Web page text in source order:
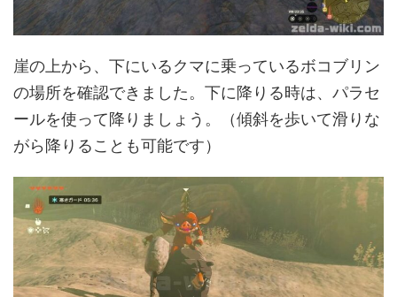
崖の上から、下にいるクマに乗っているボコブリン
の場所を確認できました。下に降りる時は、パラセ
ールを使って降りましょう。（傾斜を歩いて滑りな
がら降りることも可能です）